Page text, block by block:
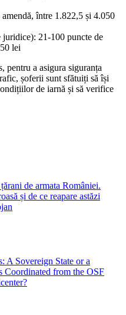
între 1.822,5 și 4.050
juridice): 21-100 puncte de
lei
pentru a asigura siguranța
șoferii sunt sfătuiți să își
de iarnă și să verifice
de armata României.
și de ce reapare astăzi
A Sovereign State or a
Coordinated from the OSF